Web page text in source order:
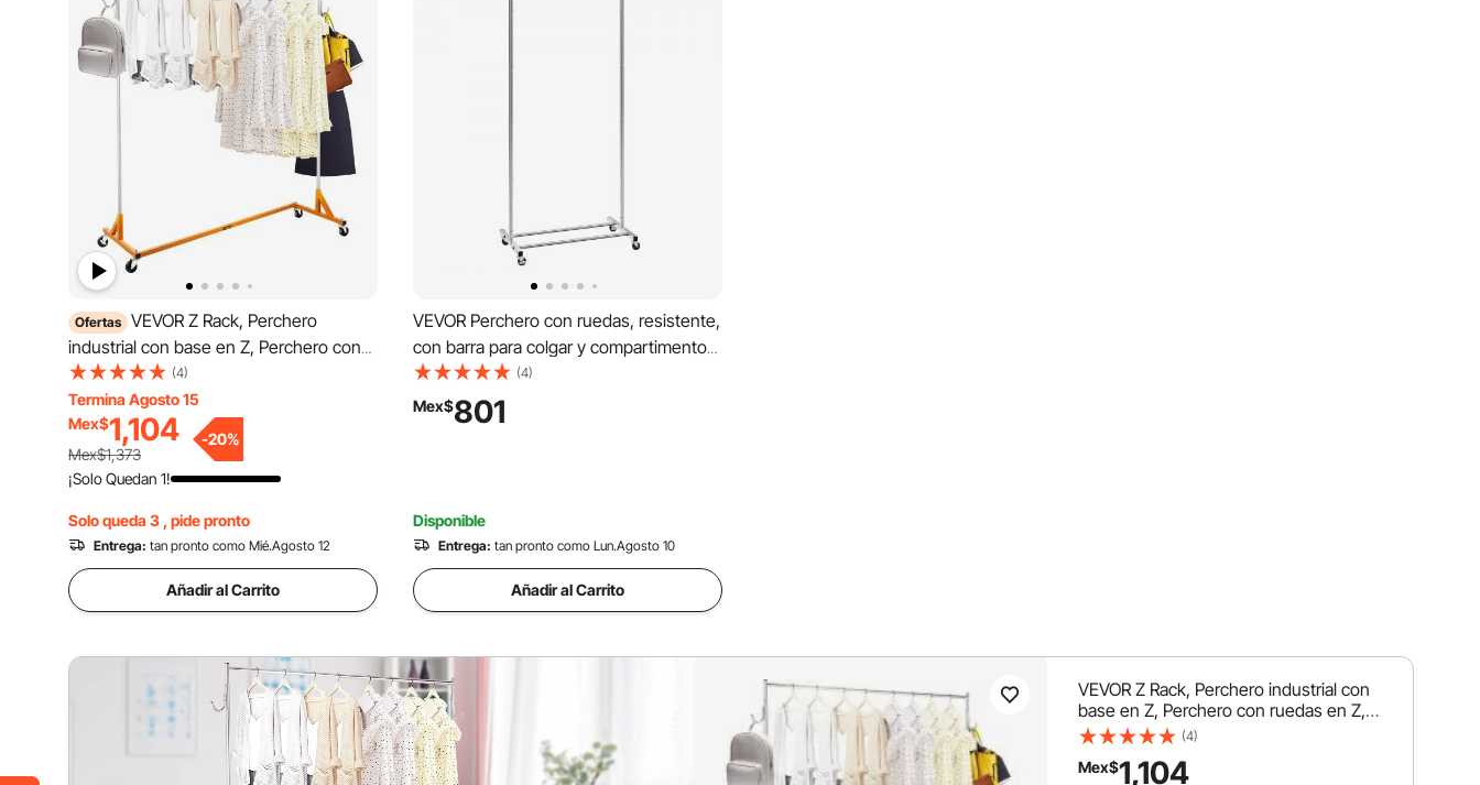
Ofertas VEVOR Z Rack, Perchero
industrial con base en Z, Perchero con
ruedas en Z, Perchero resistente de
acero con base en Z y ruedas
bloqueables para exhibición en tiendas
de ropa en el hogar, uso comercial,
Naranja
(4)
Termina Agosto 15
Mex$1,104
Mex$1,373
-20%
¡Solo Quedan 1!
Solo queda 3 , pide pronto
Entrega: tan pronto como Mié.Agosto 12
Añadir al Carrito
VEVOR Perchero con ruedas, resistente,
con barra para colgar y compartimento
inferior, longitud ajustable, 2 ruedas
bloqueables
(4)
Mex$801
Disponible
Entrega: tan pronto como Lun.Agosto 10
Añadir al Carrito
VEVOR Z Rack, Perchero industrial con
base en Z, Perchero con ruedas en Z,
Perchero resistente de acero con base
exhibición en tiendas de ropa en el
(4)
Mex$1,104